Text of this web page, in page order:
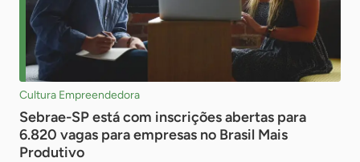
Cultura Empreendedora
Sebrae-SP está com inscrições abertas para
6.820 vagas para empresas no Brasil Mais
Produtivo